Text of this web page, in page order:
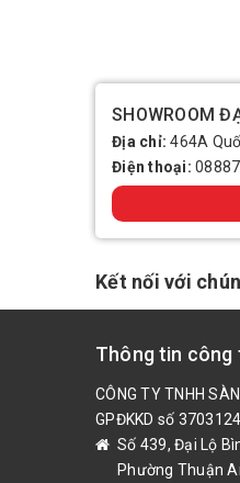
SHOWROOM
Địa chỉ:464A
Điện thoại:
Kết nối với
Thông tin công
CÔNG TY TNHH
GPĐKKD số
Số 439, Đại Lộ
Phường Thuận